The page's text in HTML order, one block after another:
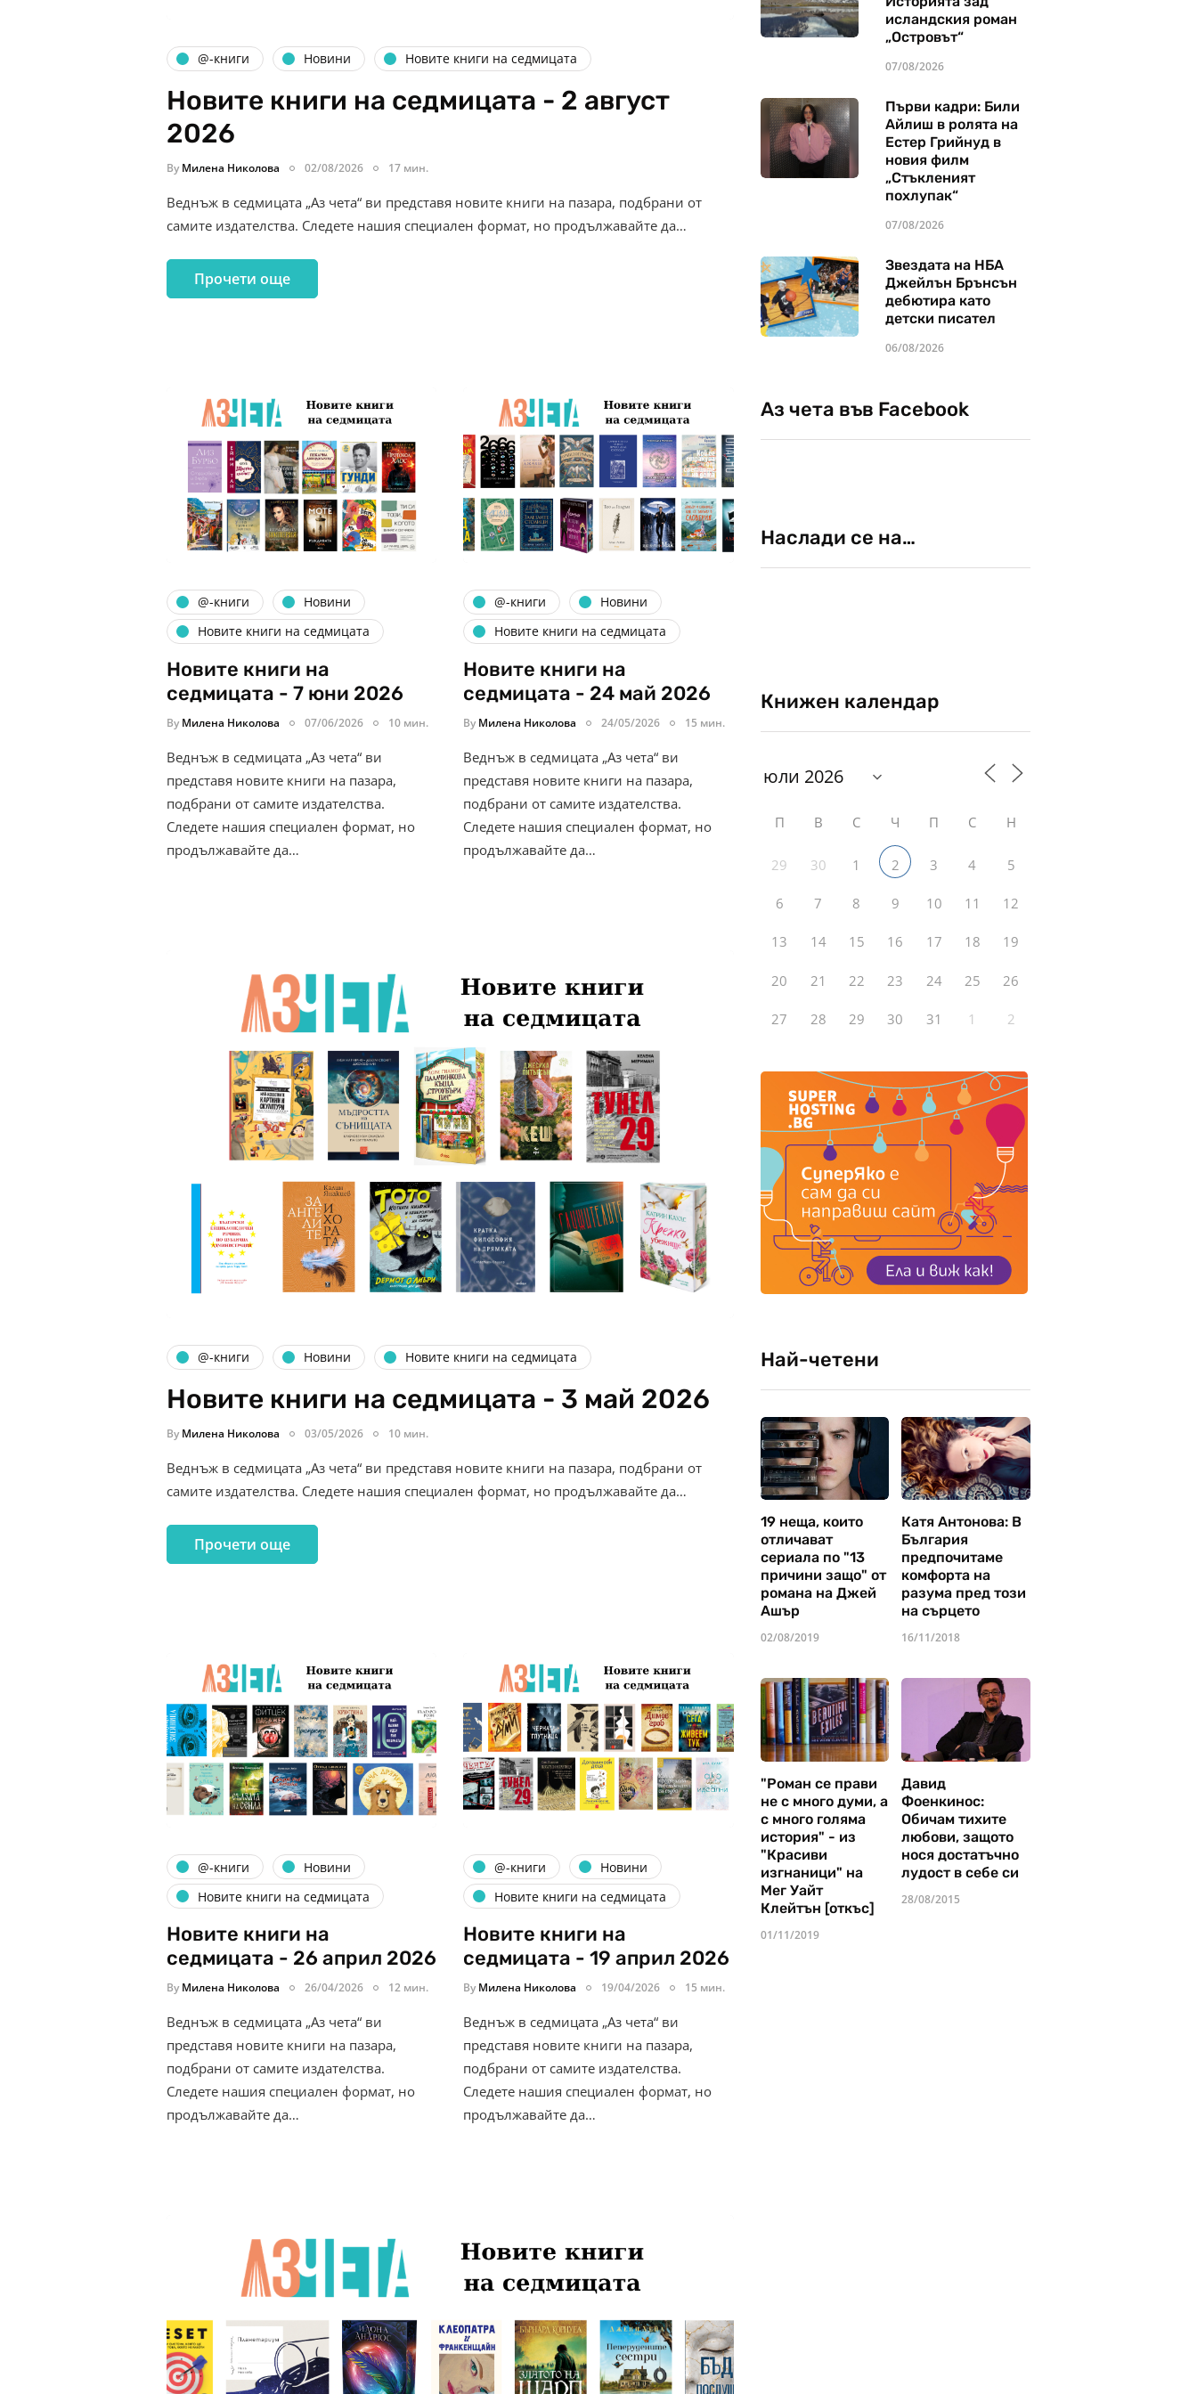
@-книги Новини Новите книги на седмицата
Новите книги на седмицата - 2 август
2026
By Милена Николова 02/08/2026 17 мин.
Веднъж в седмицата „Аз чета“ ви представя новите книги на пазара, подбрани от
самите издателства. Следете нашия специален формат, но продължавайте да…
Прочети още
@-книги
Новини
Новите книги на седмицата
Новите книги на
седмицата - 7 юни 2026
By Милена Николова 07/06/2026 10 мин.
Веднъж в седмицата „Аз чета“ ви
представя новите книги на пазара,
подбрани от самите издателства.
Следете нашия специален формат, но
продължавайте да…
@-книги
Новини
Новите книги на седмицата
Новите книги на
седмицата - 24 май 2026
By Милена Николова 24/05/2026 15 мин.
Веднъж в седмицата „Аз чета“ ви
представя новите книги на пазара,
подбрани от самите издателства.
Следете нашия специален формат, но
продължавайте да…
@-книги Новини Новите книги на седмицата
Новите книги на седмицата - 3 май 2026
By Милена Николова 03/05/2026 10 мин.
Веднъж в седмицата „Аз чета“ ви представя новите книги на пазара, подбрани от
самите издателства. Следете нашия специален формат, но продължавайте да…
Прочети още
@-книги
Новини
Новите книги на седмицата
Новите книги на
седмицата - 26 април 2026
By Милена Николова 26/04/2026 12 мин.
Веднъж в седмицата „Аз чета“ ви
представя новите книги на пазара,
подбрани от самите издателства.
Следете нашия специален формат, но
продължавайте да…
@-книги
Новини
Новите книги на седмицата
Новите книги на
седмицата - 19 април 2026
By Милена Николова 19/04/2026 15 мин.
Веднъж в седмицата „Аз чета“ ви
представя новите книги на пазара,
подбрани от самите издателства.
Следете нашия специален формат, но
продължавайте да…
исландския роман
„Островът“
07/08/2026
Първи кадри: Били
Айлиш в ролята на
Естер Грийнуд в
новия филм
„Стъкленият
похлупак“
07/08/2026
Звездата на НБА
Джейлън Брънсън
дебютира като
детски писател
06/08/2026
Аз чета във Facebook
Наслади се на…
Книжен календар
П В С Ч П С Н
29 30 1 2 3 4 5
6 7 8 9 10 11 12
13 14 15 16 17 18 19
20 21 22 23 24 25 26
27 28 29 30 31 1 2
Най-четени
19 неща, които
отличават
сериала по "13
причини защо" от
романа на Джей
Ашър
02/08/2019
Катя Антонова: В
България
предпочитаме
комфорта на
разума пред този
на сърцето
16/11/2018
"Роман се прави
не с много думи, а
с много голяма
история" - из
"Красиви
изгнаници" на
Мег Уайт
Клейтън [откъс]
01/11/2019
Давид
Фоенкинос:
Обичам тихите
любови, защото
нося достатъчно
лудост в себе си
28/08/2015